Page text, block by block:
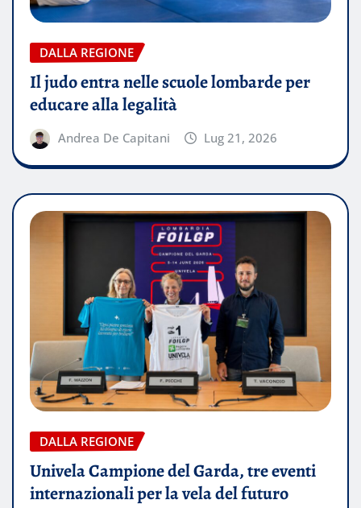
DALLA REGIONE
Il judo entra nelle scuole lombarde per
educare alla legalità
Andrea De Capitani Lug 21, 2026
DALLA REGIONE
Univela Campione del Garda, tre eventi
internazionali per la vela del futuro